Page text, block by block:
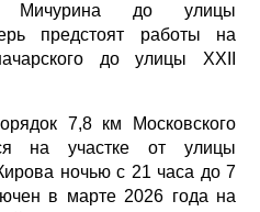
Мичурина до улицы
предстоят работы на
до улицы XXII
7,8 км Московского
на участке от улицы
ночью с 21 часа до 7
в марте 2026 года на